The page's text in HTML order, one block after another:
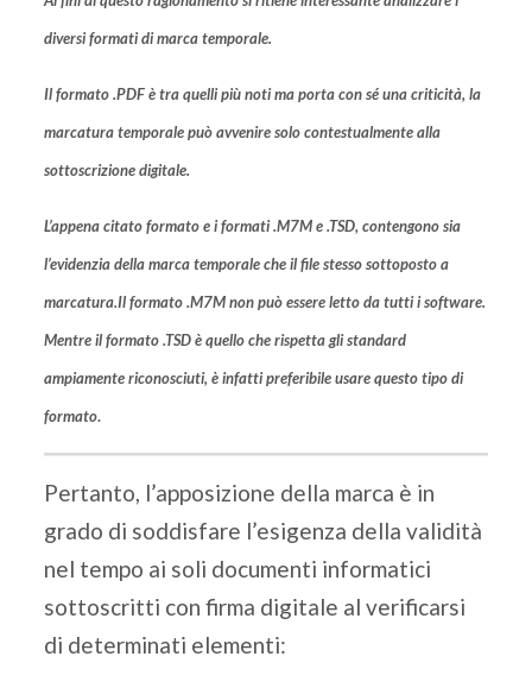
diversi formati di marca temporale.
Il formato .PDF è tra quelli più noti ma porta con sé una criticità, la
marcatura temporale può avvenire solo contestualmente alla
sottoscrizione digitale.
L’appena citato formato e i formati .M7M e .TSD, contengono sia
l’evidenzia della marca temporale che il file stesso sottoposto a
marcatura.Il formato .M7M non può essere letto da tutti i software.
Mentre il formato .TSD è quello che rispetta gli standard
ampiamente riconosciuti, è infatti preferibile usare questo tipo di
formato.
Pertanto, l’apposizione della marca è in
grado di soddisfare l’esigenza della validità
nel tempo ai soli documenti informatici
sottoscritti con firma digitale al verificarsi
di determinati elementi: